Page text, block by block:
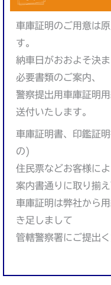
車庫証明のご用意は
す。
納車日がおおよそ決
必要書類のご案内、
警察提出用車庫証明
送付いたします。
車庫証明書、印鑑証
の)
住民票などお客様に
案内書通りに取り揃え
車庫証明は弊社から
き足しまして
管轄警察署にご提出く